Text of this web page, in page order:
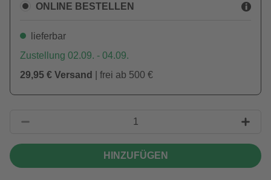
ONLINE BESTELLEN
lieferbar
Zustellung 02.09. - 04.09.
29,95 € Versand
| frei ab 500 €
HINZUFÜGEN